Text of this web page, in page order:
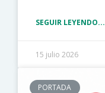
SEGUIR LEYENDO...
15 julio 2026
PORTADA